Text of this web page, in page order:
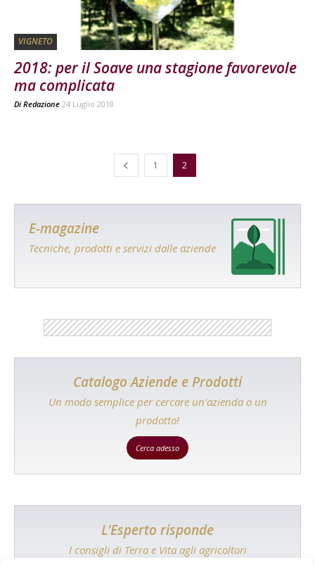
VIGNETO
2018: per il Soave una stagione favorevole
ma complicata
Di Redazione 24 Luglio 2018
1 2
E-magazine
Tecniche, prodotti e servizi dalle aziende
Catalogo Aziende e Prodotti
Un modo semplice per cercare un'azienda o un
prodotto!
Cerca adesso
L'Esperto risponde
I consigli di Terra e Vita agli agricoltori